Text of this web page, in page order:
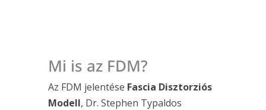
Mi is az FDM?
Az FDM jelentése Fascia Disztorziós
Modell, Dr. Stephen Typaldos